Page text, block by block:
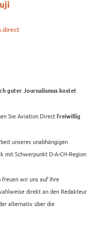
guter Journalismus kostet
Sie Aviation.Direct freiwillig
unseres unabhängigen
mit Schwerpunkt D-A-CH-Region
wir uns auf Ihre
direkt an den Redakteur
alternativ über die